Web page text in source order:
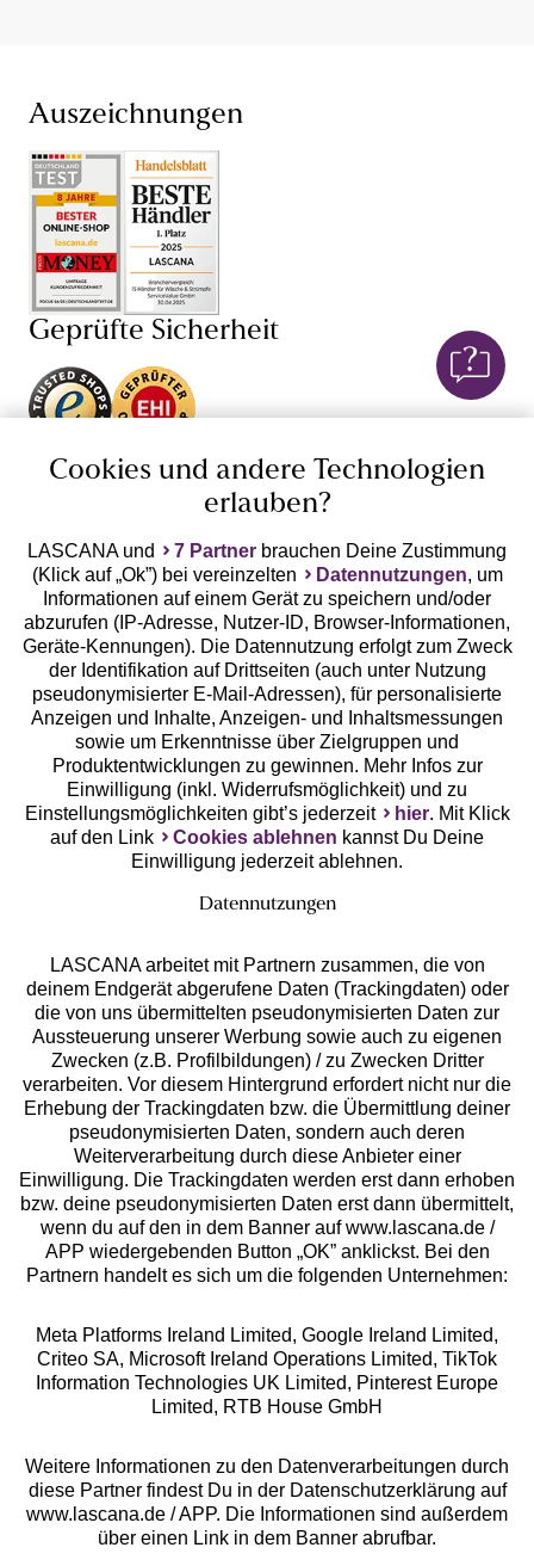
Auszeichnungen
Geprüfte Sicherheit
Unsere Apps
Gratis Versand ab50 €
Kostenlose Retoure
°Punkte sammeln
Services
Beratung
Über uns
Rechtliches
Alle Preise inkl. MwSt., zzgl.
Versandkosten
** Bonität vorausgesetzt, berechtigt zur Bonitätsprüfung
Cookies und andere Technologien
erlauben?
LASCANA und 7 Partner brauchen Deine Zustimmung
(Klick auf „Ok”) bei vereinzelten
Datennutzungen, um
Informationen auf einem Gerät zu speichern und/oder
abzurufen (IP-Adresse, Nutzer-ID, Browser-Informationen,
Geräte-Kennungen). Die Datennutzung erfolgt zum Zweck
der Identifikation auf Drittseiten (auch unter Nutzung
pseudonymisierter E-Mail-Adressen), für personalisierte
Anzeigen und Inhalte, Anzeigen- und Inhaltsmessungen
sowie um Erkenntnisse über Zielgruppen und
Produktentwicklungen zu gewinnen. Mehr Infos zur
Einwilligung (inkl. Widerrufsmöglichkeit) und zu
Einstellungsmöglichkeiten gibt’s jederzeit
hier. Mit Klick
auf den Link
Cookies ablehnen kannst Du Deine
Einwilligung jederzeit ablehnen.
Datennutzungen
LASCANA arbeitet mit Partnern zusammen, die von
deinem Endgerät abgerufene Daten (Trackingdaten) oder
die von uns übermittelten pseudonymisierten Daten zur
Aussteuerung unserer Werbung sowie auch zu eigenen
Zwecken (z.B. Profilbildungen) / zu Zwecken Dritter
verarbeiten. Vor diesem Hintergrund erfordert nicht nur die
Erhebung der Trackingdaten bzw. die Übermittlung deiner
pseudonymisierten Daten, sondern auch deren
Weiterverarbeitung durch diese Anbieter einer
Einwilligung. Die Trackingdaten werden erst dann erhoben
bzw. deine pseudonymisierten Daten erst dann übermittelt,
wenn du auf den in dem Banner auf www.lascana.de /
APP wiedergebenden Button „OK” anklickst. Bei den
Partnern handelt es sich um die folgenden Unternehmen:
Meta Platforms Ireland Limited, Google Ireland Limited,
Criteo SA, Microsoft Ireland Operations Limited, TikTok
Information Technologies UK Limited, Pinterest Europe
Limited, RTB House GmbH
Weitere Informationen zu den Datenverarbeitungen durch
diese Partner findest Du in der Datenschutzerklärung auf
www.lascana.de / APP. Die Informationen sind außerdem
über einen Link in dem Banner abrufbar.